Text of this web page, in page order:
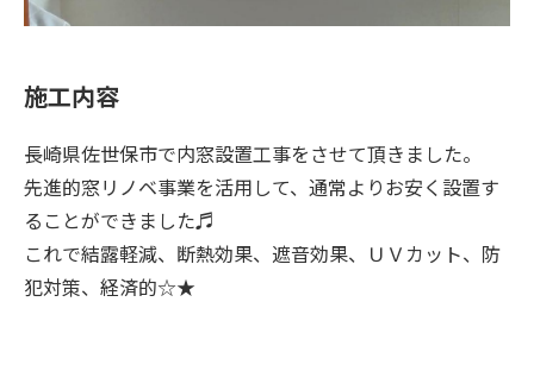
施工内容
長崎県佐世保市で内窓設置工事をさせて頂きました。
先進的窓リノベ事業を活用して、通常よりお安く設置す
ることができました♬
これで結露軽減、断熱効果、遮音効果、ＵＶカット、防
犯対策、経済的☆★